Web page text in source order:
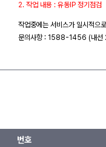
2. 작업 내용 : 유동IP 정기점검
작업중에는 서비스가 일시적으
문의사항 : 1588-1456 (내선
번호